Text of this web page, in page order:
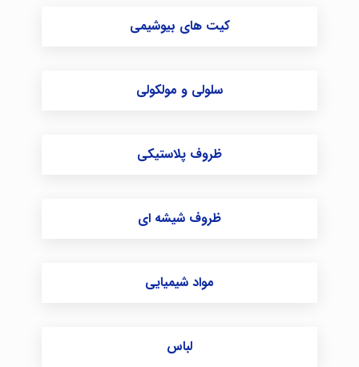
کیت های بیوشیمی
سلولی و مولکولی
ظروف پلاستیکی
ظروف شیشه ای
مواد شیمیایی
لباس